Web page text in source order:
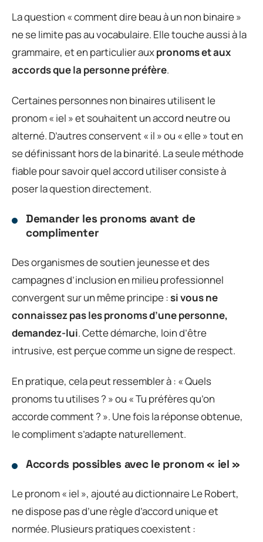
La question « comment dire beau à un non binaire »
ne se limite pas au vocabulaire. Elle touche aussi à la
grammaire, et en particulier auxpronoms et aux
accords que la personne préfère.
Certaines personnes non binaires utilisent le
pronom « iel » et souhaitent un accord neutre ou
alterné. D’autres conservent « il » ou « elle » tout en
se définissant hors de la binarité. La seule méthode
fiable pour savoir quel accord utiliser consiste à
poser la question directement.
Demander les pronoms avant de
complimenter
Des organismes de soutien jeunesse et des
campagnes d’inclusion en milieu professionnel
convergent sur un même principe :si vous ne
connaissez pas les pronoms d’une personne,
demandez-lui. Cette démarche, loin d’être
intrusive, est perçue comme un signe de respect.
En pratique, cela peut ressembler à : « Quels
pronoms tu utilises ? » ou « Tu préfères qu’on
accorde comment ? ». Une fois la réponse obtenue,
le compliment s’adapte naturellement.
Accords possibles avec le pronom « iel »
Le pronom « iel », ajouté au dictionnaire Le Robert,
ne dispose pas d’une règle d’accord unique et
normée. Plusieurs pratiques coexistent :